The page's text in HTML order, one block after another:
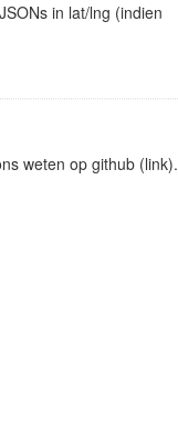
in lat/lng (indien
weten op github (link).